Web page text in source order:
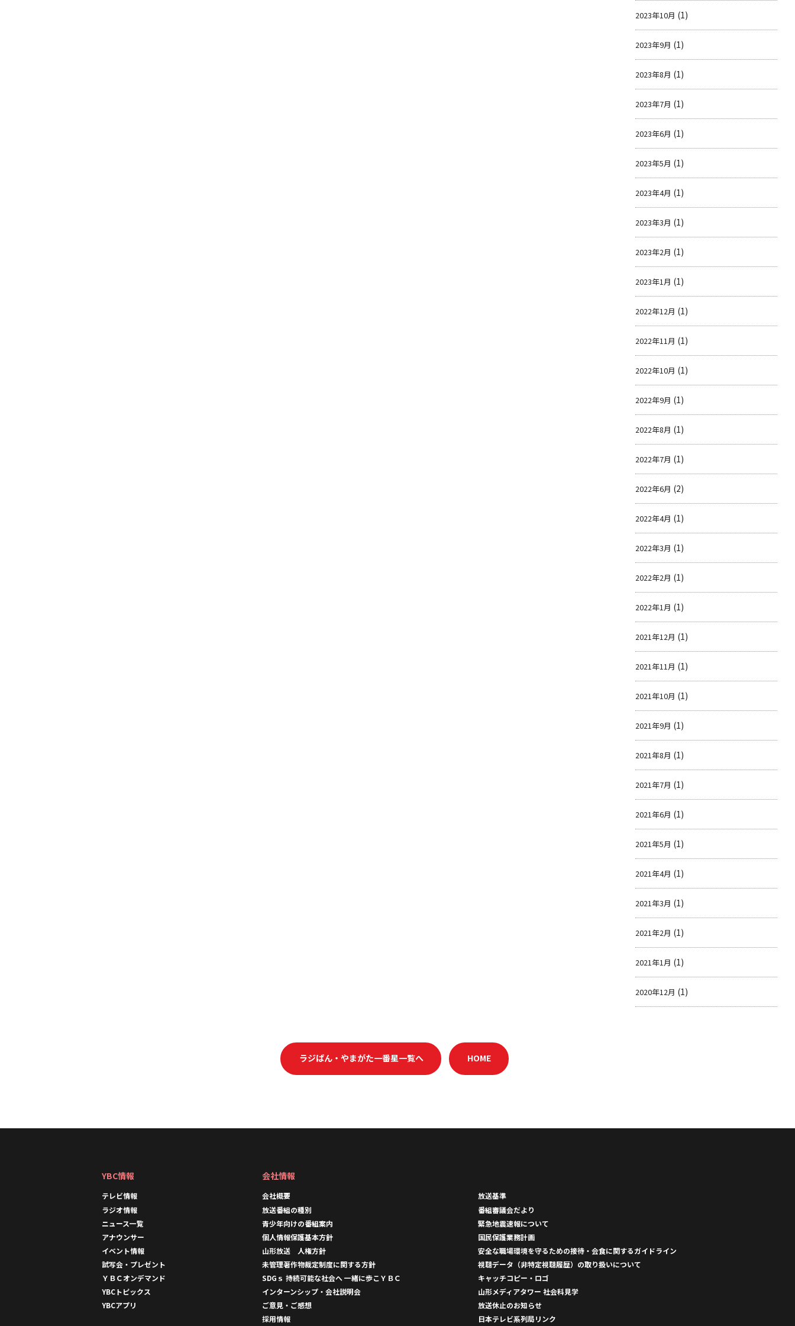
2023年10月 (1)
2023年9月 (1)
2023年8月 (1)
2023年7月 (1)
2023年6月 (1)
2023年5月 (1)
2023年4月 (1)
2023年3月 (1)
2023年2月 (1)
2023年1月 (1)
2022年12月 (1)
2022年11月 (1)
2022年10月 (1)
2022年9月 (1)
2022年8月 (1)
2022年7月 (1)
2022年6月 (2)
2022年4月 (1)
2022年3月 (1)
2022年2月 (1)
2022年1月 (1)
2021年12月 (1)
2021年11月 (1)
2021年10月 (1)
2021年9月 (1)
2021年8月 (1)
2021年7月 (1)
2021年6月 (1)
2021年5月 (1)
2021年4月 (1)
2021年3月 (1)
2021年2月 (1)
2021年1月 (1)
2020年12月 (1)
ラジぱん・やまがた一番星一覧へ HOME
YBC情報
テレビ情報
ラジオ情報
ニュース一覧
アナウンサー
イベント情報
試写会・プレゼント
ＹＢＣオンデマンド
YBCトピックス
YBCアプリ
会社情報
会社概要
放送基準
放送番組の種別
番組審議会だより
青少年向けの番組案内
緊急地震速報について
個人情報保護基本方針
国民保護業務計画
山形放送 人権方針
安全な職場環境を守るための接待・会食に関するガイドライン
未管理著作物裁定制度に関する方針
視聴データ（非特定視聴履歴）の取り扱いについて
SDGｓ 持続可能な社会へ 一緒に歩こＹＢＣ
キャッチコピー・ロゴ
インターンシップ・会社説明会
山形メディアタワー 社会科見学
ご意見・ご感想
放送休止のお知らせ
採用情報
日本テレビ系列局リンク